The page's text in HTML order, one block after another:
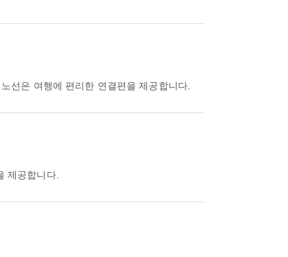
선은 여행에 편리한 연결편을 제공합니다.
제공합니다.